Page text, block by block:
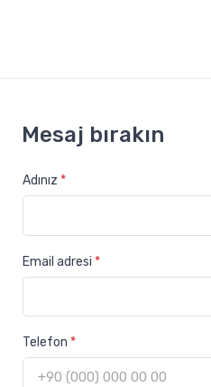
Mesaj bırakın
Adınız *
Email adresi *
Telefon *